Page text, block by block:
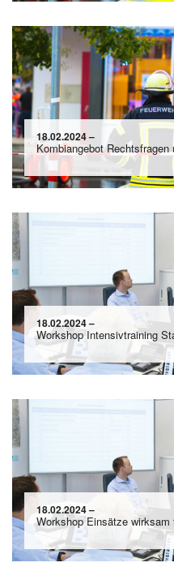
18.02.2024 –
Kombiangebot Rechtsfragen
18.02.2024 –
Workshop Intensivtraining
18.02.2024 –
Workshop Einsätze wirksam